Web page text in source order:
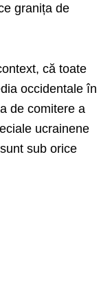
granița de
că toate
occidentale în
de comitere a
ucrainene
sub orice